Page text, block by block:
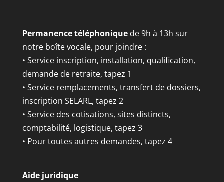
Permanence téléphoniquede 9h à 13h sur
notre boîte vocale, pour joindre :
• Service inscription, installation, qualification,
demande de retraite, tapez 1
• Service remplacements, transfert de dossiers,
inscription SELARL, tapez 2
• Service des cotisations, sites distincts,
comptabilité, logistique, tapez 3
• Pour toutes autres demandes, tapez 4
Aide juridique